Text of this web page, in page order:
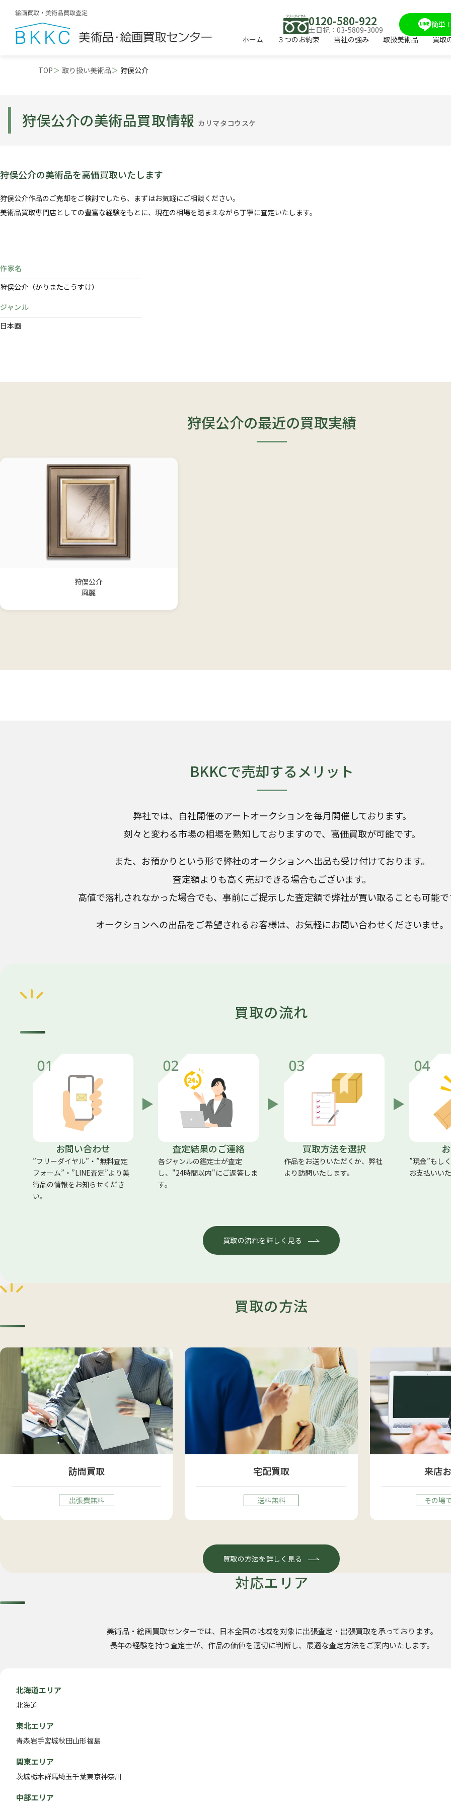
0120-580-922
土日祝：03-5809-3009
簡単
ホーム
３つのお約束 当社の強み 取扱美術品 買取
TOP 取り扱い美術品 狩俣公介
狩俣公介の美術品買取情報 カリマタコウスケ
狩俣公介の美術品を高価買取いたします
狩俣公介作品のご売却をご検討でしたら、まずはお気軽にご相談ください。
美術品買取専門店としての豊富な経験をもとに、現在の相場を踏まえながら丁寧に査定いたします。
作家名
狩俣公介（かりまたこうすけ）
ジャンル
日本画
狩俣公介の最近の買取実績
狩俣公介
風麗
BKKCで売却するメリット
弊社では、自社開催のアートオークションを毎月開催しております。
刻々と変わる市場の相場を熟知しておりますので、高価買取が可能です。
また、お預かりという形で弊社のオークションへ出品も受け付けております。
査定額よりも高く売却できる場合もございます。
高値で落札されなかった場合でも、事前にご提示した査定額で弊社が買い取ることも可能で
オークションへの出品をご希望されるお客様は、お気軽にお問い合わせくださいませ。
買取の流れ
お問い合わせ
”フリーダイヤル”・”無料査定
フォーム”・”LINE査定”より美
術品の情報をお知らせくださ
い。
査定結果のご連絡
各ジャンルの鑑定士が査定
し、"24時間以内"にご返答しま
す。
買取方法を選択
作品をお送りいただくか、弊社
より訪問いたします。
”現金”もし
お支払いい
買取の流れを詳しく見る
買取の方法
訪問買取
出張費無料
宅配買取
送料無料
来店
その場
買取の方法を詳しく見る
対応エリア
美術品・絵画買取センターでは、日本全国の地域を対象に出張査定・出張買取を承っております。
長年の経験を持つ査定士が、作品の価値を適切に判断し、最適な査定方法をご案内いたします。
北海道エリア
北海道
東北エリア
青森岩手宮城秋田山形福島
関東エリア
茨城栃木群馬埼玉千葉東京神奈川
中部エリア